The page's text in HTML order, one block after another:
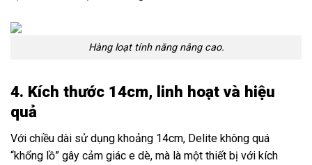
Hàng loạt tính năng nâng cao.
4. Kích thước 14cm, linh hoạt và hiệu
quả
Với chiều dài sử dụng khoảng 14cm, Delite không quá
“khổng lồ” gây cảm giác e dè, mà là một thiết bị với kích